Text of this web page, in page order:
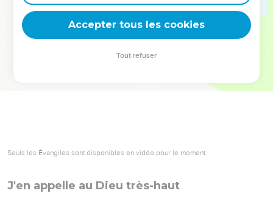
deviennent vos tremplins. Que vous guidiez un ministère, une
équipe, un groupe ou une famille, leur expérience est faite
Seuls les Évangiles sont disponibles en vidéo pour le moment.
J'en appelle au Dieu très-haut
Accepter tous les cookies
Tout refuser